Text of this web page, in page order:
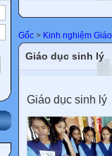
Gốc > Kinh nghiệm
Giáo dục sinh lý
Giáo dục sinh lý